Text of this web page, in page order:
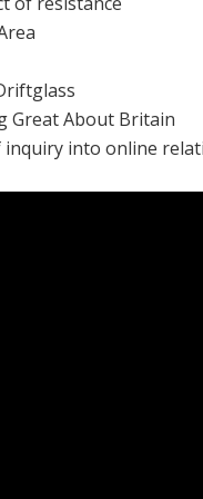
Great About Britain
inquiry into online